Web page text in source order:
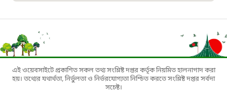
১৬৯৯৯
বিদ্যুৎ বিভাগ সেবা সংক্রান্ত হটলাইন
এই ওয়েবসাইটে প্রকাশিত সকল তথ্য সংশ্লিষ্ট দপ্তর কর্তৃক নিয়মিত হালনাগাদ করা
হয়। তথ্যের যথার্থতা, নির্ভুলতা ও নির্ভরযোগ্যতা নিশ্চিত করতে সংশ্লিষ্ট দপ্তর সর্বদা
সচেষ্ট।